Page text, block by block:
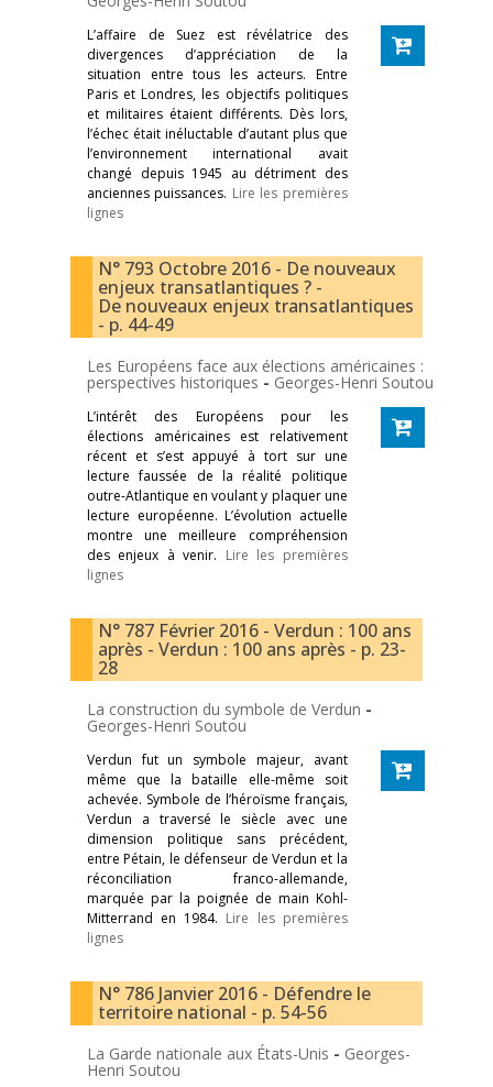
L’affaire de Suez est révélatrice des
divergences d’appréciation de la
situation entre tous les acteurs. Entre
Paris et Londres, les objectifs politiques
et militaires étaient différents. Dès lors,
l’échec était inéluctable d’autant plus que
l’environnement international avait
changé depuis 1945 au détriment des
anciennes puissances. Lire les premières
lignes
N° 793 Octobre 2016 - De nouveaux
enjeux transatlantiques ? -
De nouveaux enjeux transatlantiques
- p. 44-49
Les Européens face aux élections américaines :
perspectives historiques - Georges-Henri Soutou
L’intérêt des Européens pour les
élections américaines est relativement
récent et s’est appuyé à tort sur une
lecture faussée de la réalité politique
outre-Atlantique en voulant y plaquer une
lecture européenne. L’évolution actuelle
montre une meilleure compréhension
des enjeux à venir. Lire les premières
lignes
N° 787 Février 2016 - Verdun : 100 ans
après - Verdun : 100 ans après - p. 23-
28
La construction du symbole de Verdun -
Georges-Henri Soutou
Verdun fut un symbole majeur, avant
même que la bataille elle-même soit
achevée. Symbole de l’héroïsme français,
Verdun a traversé le siècle avec une
dimension politique sans précédent,
entre Pétain, le défenseur de Verdun et la
réconciliation franco-allemande,
marquée par la poignée de main Kohl-
Mitterrand en 1984. Lire les premières
lignes
N° 786 Janvier 2016 - Défendre le
territoire national - p. 54-56
La Garde nationale aux États-Unis - Georges-
Henri Soutou